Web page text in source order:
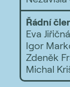
Řádní
Eva Jiřičná
Igor
Zdeněk
Michal